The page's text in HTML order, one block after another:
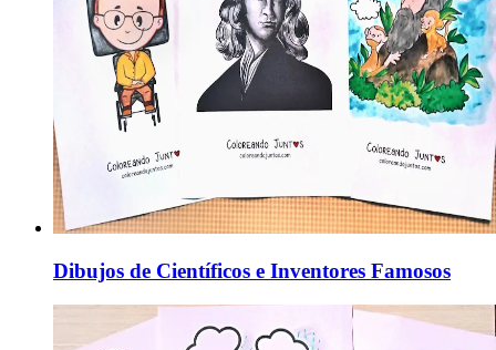
Dibujos de Científicos e Inventores Famosos